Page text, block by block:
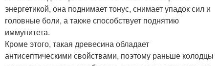
энергетикой, она поднимает тонус, снимает упадок сил и
головные боли, а также способствует поднятию
иммунитета.
Кроме этого, такая древесина обладает
антисептическими свойствами, поэтому раньше колодцы